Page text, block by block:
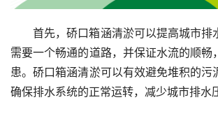
首先，硚口箱涵清淤可以提高城市排
需要一个畅通的道路，并保证水流的顺畅
患。硚口箱涵清淤可以有效避免堆积的污
确保排水系统的正常运转，减少城市排水